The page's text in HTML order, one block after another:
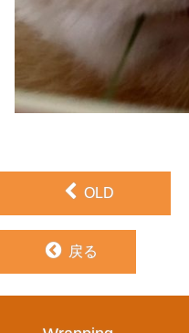
OLD
戻る